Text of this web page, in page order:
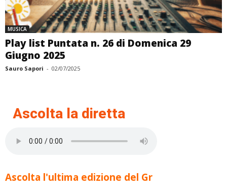
MUSICA
Play list Puntata n. 26 di Domenica 29
Giugno 2025
Sauro Sapori - 02/07/2025
Ascolta la diretta
Ascolta l'ultima edizione del Gr